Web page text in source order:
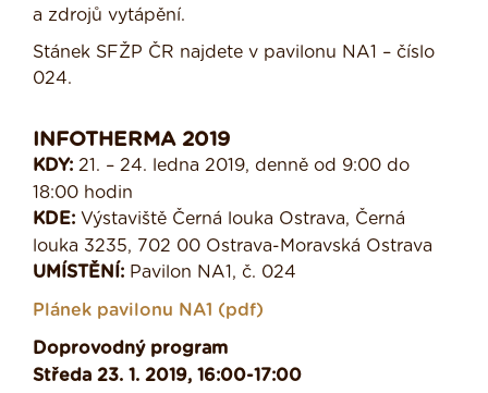
a zdrojů vytápění.
Stánek SFŽP ČR najdete v pavilonu NA1 – číslo
024.
INFOTHERMA 2019
KDY: 21. – 24. ledna 2019, denně od 9:00 do
18:00 hodin
KDE: Výstaviště Černá louka Ostrava, Černá
louka 3235, 702 00 Ostrava-Moravská Ostrava
UMÍSTĚNÍ: Pavilon NA1, č. 024
Plánek pavilonu NA1 (pdf)
Doprovodný program
Středa 23. 1. 2019, 16:00-17:00